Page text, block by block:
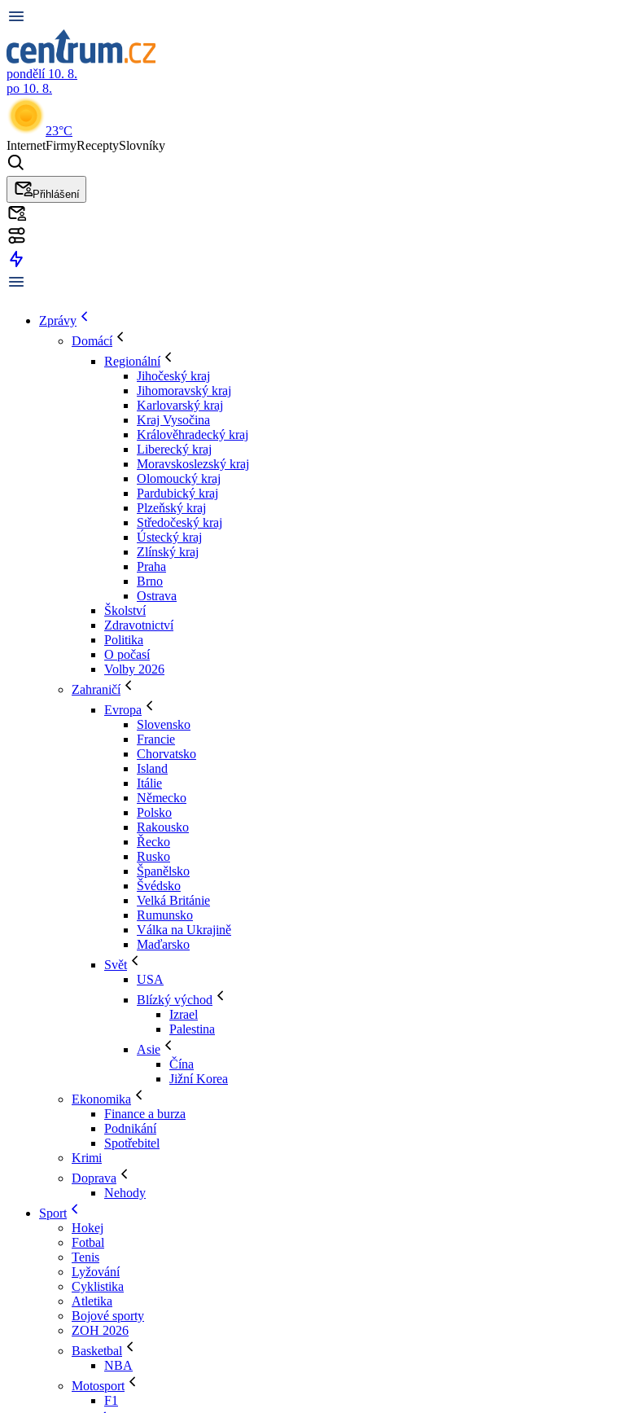
pondělí 10. 8.
po 10. 8.
23°C
InternetFirmyReceptySlovníky
Přihlášení
Zprávy
Domácí
Regionální
Jihočeský kraj
Jihomoravský kraj
Karlovarský kraj
Kraj Vysočina
Králověhradecký kraj
Liberecký kraj
Moravskoslezský kraj
Olomoucký kraj
Pardubický kraj
Plzeňský kraj
Středočeský kraj
Ústecký kraj
Zlínský kraj
Praha
Brno
Ostrava
Školství
Zdravotnictví
Politika
O počasí
Volby 2026
Zahraničí
Evropa
Slovensko
Francie
Chorvatsko
Island
Itálie
Německo
Polsko
Rakousko
Řecko
Rusko
Španělsko
Švédsko
Velká Británie
Rumunsko
Válka na Ukrajině
Maďarsko
Svět
USA
Blízký východ
Izrael
Palestina
Asie
Čína
Jižní Korea
Ekonomika
Finance a burza
Podnikání
Spotřebitel
Krimi
Doprava
Nehody
Sport
Hokej
Fotbal
Tenis
Lyžování
Cyklistika
Atletika
Bojové sporty
ZOH 2026
Basketbal
NBA
Motosport
F1